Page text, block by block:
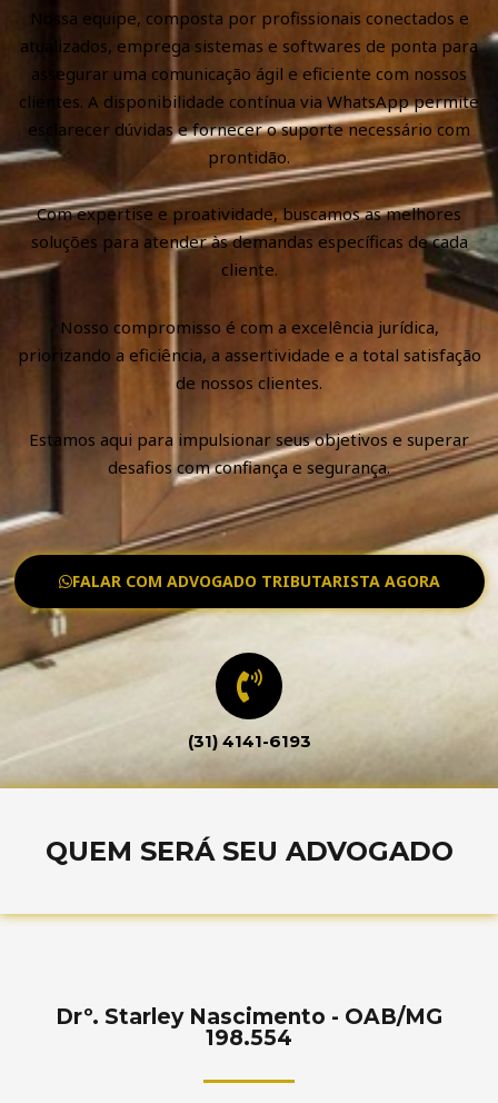
Nossa equipe, composta por profissionais conectados e
atualizados, emprega sistemas e softwares de ponta para
assegurar uma comunicação ágil e eficiente com nossos
clientes. A disponibilidade contínua via WhatsApp permite
esclarecer dúvidas e fornecer o suporte necessário com
prontidão.
Com expertise e proatividade, buscamos as melhores
soluções para atender às demandas específicas de cada
cliente.
Nosso compromisso é com a excelência jurídica,
priorizando a eficiência, a assertividade e a total satisfação
de nossos clientes.
Estamos aqui para impulsionar seus objetivos e superar
desafios com confiança e segurança.
FALAR COM ADVOGADO TRIBUTARISTA AGORA
(31) 4141-6193
QUEM SERÁ SEU ADVOGADO
Drº. Starley Nascimento - OAB/MG
198.554